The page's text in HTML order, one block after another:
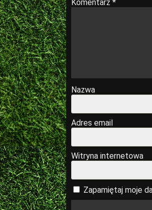
Komentarz *
Nazwa
Adres email
Witryna internetowa
Zapamiętaj moje